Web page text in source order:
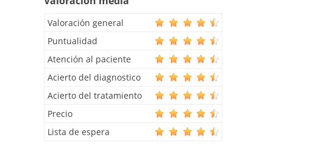
Valoración general
Puntualidad
Atención al paciente
Acierto del diagnostico
Acierto del tratamiento
Precio
Lista de espera